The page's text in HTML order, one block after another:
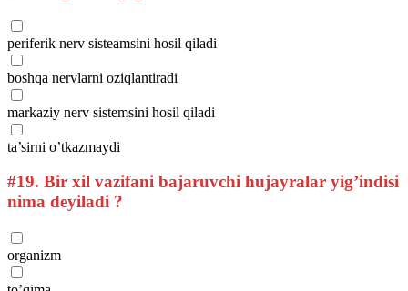
periferik nerv sisteamsini hosil qiladi
boshqa nervlarni oziqlantiradi
markaziy nerv sistemsini hosil qiladi
ta’sirni o’tkazmaydi
#19. Bir xil vazifani bajaruvchi hujayralar yig’indisi
nima deyiladi ?
organizm